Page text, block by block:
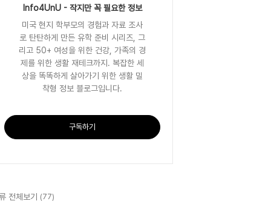
Info4UnU - 작지만 꼭 필요한 정보
미국 현지 학부모의 경험과 자료 조사
로 탄탄하게 만든 유학 준비 시리즈, 그
리고 50+ 여성을 위한 건강, 가족의 경
제를 위한 생활 재테크까지. 복잡한 세
상을 똑똑하게 살아가기 위한 생활 밀
착형 정보 블로그입니다.
구독하기
전체보기 (77)